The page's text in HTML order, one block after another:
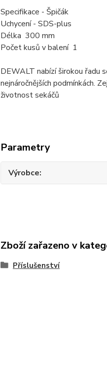
Specifikace - Špičák
Uchycení - SDS-plus
Délka 300 mm
Počet kusů v balení 1
DEWALT nabízí širokou řadu
nejnáročnějších podmínkách.
životnost sekáčů
Parametry
Výrobce
Zboží zařazeno v
Příslušenství